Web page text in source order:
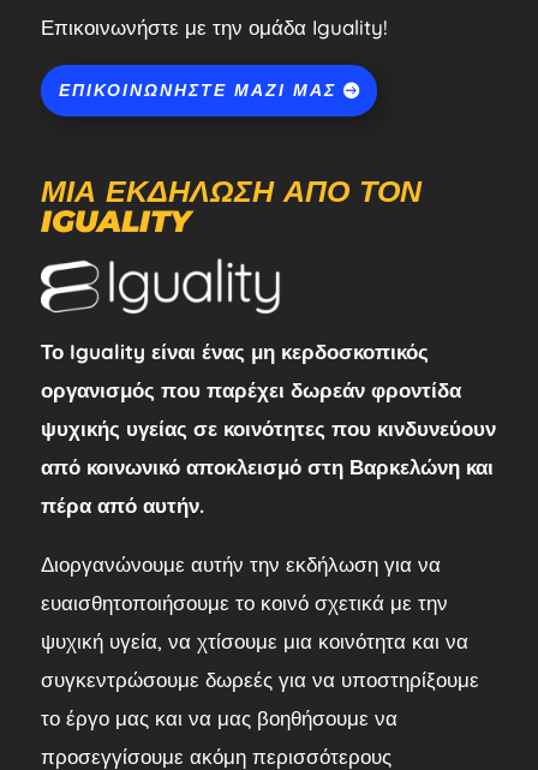
Επικοινωνήστε με την ομάδα Iguality!
ΕΠΙΚΟΙΝΩΝΉΣΤΕ ΜΑΖΊ ΜΑΣ
ΜΙΑ ΕΚΔΉΛΩΣΗ ΑΠΌ ΤΟΝ
IGUALITY
Το Iguality είναι ένας μη κερδοσκοπικός
οργανισμός που παρέχει δωρεάν φροντίδα
ψυχικής υγείας σε κοινότητες που κινδυνεύουν
από κοινωνικό αποκλεισμό στη Βαρκελώνη και
πέρα από αυτήν.
Διοργανώνουμε αυτήν την εκδήλωση για να
ευαισθητοποιήσουμε το κοινό σχετικά με την
ψυχική υγεία, να χτίσουμε μια κοινότητα και να
συγκεντρώσουμε δωρεές για να υποστηρίξουμε
το έργο μας και να μας βοηθήσουμε να
προσεγγίσουμε ακόμη περισσότερους